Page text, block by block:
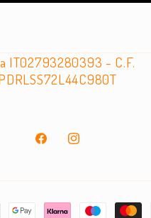
IT02793280393 - C.F.
FacebookInstagram